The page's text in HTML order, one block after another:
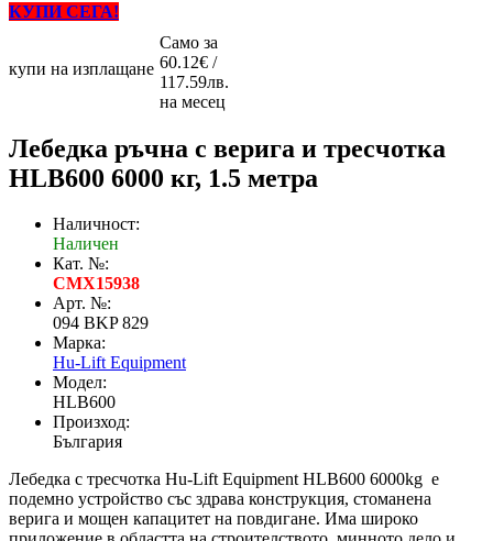
КУПИ СЕГА!
купи на изплащане
Само за
60.12€ /
117.59лв.
на месец
Лебедка ръчна с верига и тресчотка
HLB600 6000 кг, 1.5 метра
Наличност:
Наличен
Кат. №:
CMX15938
Арт. №:
094 BKP 829
Марка:
Hu-Lift Equipment
Модел:
HLB600
Произход:
България
Лебедка с тресчотка Hu-Lift Equipment HLB600 6000kg е
подемно устройство със здрава конструкция, стоманена
верига и мощен капацитет на повдигане. Има широко